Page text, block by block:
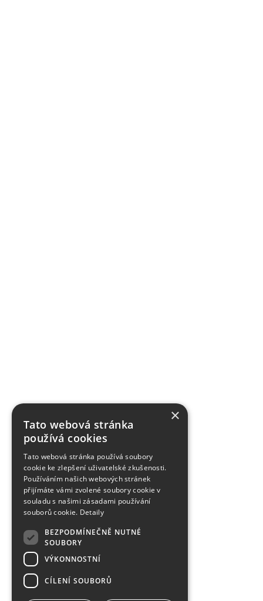
×
Tato webová stránka
používá cookies
Tato webová stránka používá soubory
cookie ke zlepšení uživatelské zkušenosti.
Používáním našich webových stránek
přijímáte vámi zvolené soubory cookie v
souladu s našimi zásadami používání
souborů cookie. Detaily
BEZPODMÍNEČNĚ NUTNÉ
SOUBORY
VÝKONNOSTNÍ
CÍLENÍ SOUBORŮ